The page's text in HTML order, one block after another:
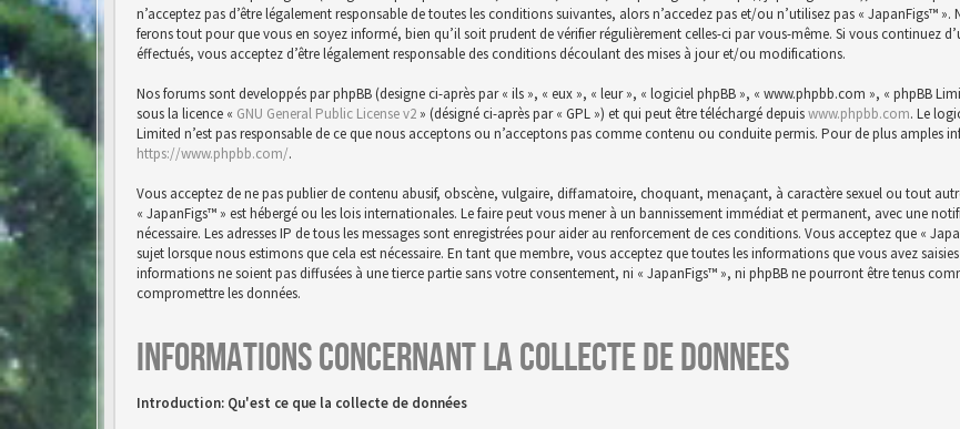
n’acceptez pas d’être légalement responsable de toutes les conditions suivantes, alors n’accedez pas et/ou n’utilisez pas « JapanFigs™
ferons tout pour que vous en soyez informé, bien qu’il soit prudent de vérifier régulièrement celles-ci par vous-même. Si vous continuez
éffectués, vous acceptez d’être légalement responsable des conditions découlant des mises à jour et/ou modifications.
Nos forums sont developpés par phpBB (designe ci-après par « ils », « eux », « leur », « logiciel phpBB », « www.phpbb.com », « phpBB
sous la licence « GNU General Public License v2 » (désigné ci-après par « GPL ») et qui peut être téléchargé depuiswww.phpbb.com. Le
Limited n’est pas responsable de ce que nous acceptons ou n’acceptons pas comme contenu ou conduite permis. Pour de plus amples
https://www.phpbb.com/.
Vous acceptez de ne pas publier de contenu abusif, obscène, vulgaire, diffamatoire, choquant, menaçant, à caractère sexuel ou tout
« JapanFigs™ » est hébergé ou les lois internationales. Le faire peut vous mener à un bannissement immédiat et permanent, avec une
nécessaire. Les adresses IP de tous les messages sont enregistrées pour aider au renforcement de ces conditions. Vous acceptez que «
sujet lorsque nous estimons que cela est nécessaire. En tant que membre, vous acceptez que toutes les informations que vous avez
informations ne soient pas diffusées à une tierce partie sans votre consentement, ni « JapanFigs™ », ni phpBB ne pourront être tenus
compromettre les données.
Informations concernant la collecte de donnees
Introduction: Qu'est ce que la collecte de données